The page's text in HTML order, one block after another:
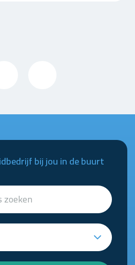
bij jou in de buurt